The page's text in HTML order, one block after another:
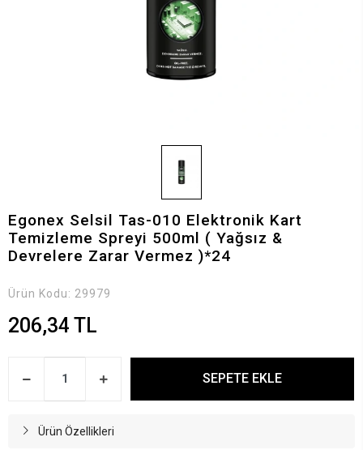
Egonex Selsil Tas-010 Elektronik Kart
Temizleme Spreyi 500ml ( Yağsız &
Devrelere Zarar Vermez )*24
Ürün Kodu: 29979
206,34 TL
SEPETE EKLE
Ürün Özellikleri